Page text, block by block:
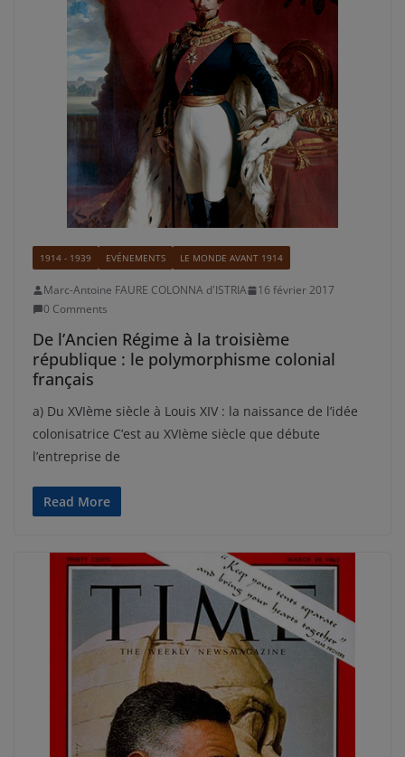
1914 - 1939 EVÉNEMENTS LE MONDE AVANT 1914
Marc-Antoine FAURE COLONNA d'ISTRIA
16 février 2017
0 Comments
De l’Ancien Régime à la troisième
république : le polymorphisme colonial
français
a) Du XVIème siècle à Louis XIV : la naissance de l’idée
colonisatrice C’est au XVIème siècle que débute
l’entreprise de
Read More